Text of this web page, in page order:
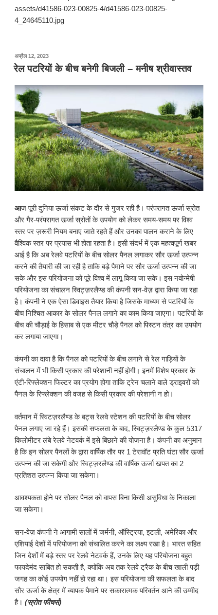
assets/d41586-023-00825-4/d41586-023-00825-
4_24645110.jpg
अप्रैल 12, 2023पर
प्रकाशित
किया
रेल पटरियों के बीच बनेगी बिजली – मनीष श्रीवास्तव
आज पूरी दुनिया ऊर्जा संकट के दौर से गुजर रही है। परंपरागत ऊर्जा स्रोत
और गैर-परंपरागत ऊर्जा स्रोतों के उपयोग को लेकर समय-समय पर विश्व
स्तर पर ज़रूरी नियम बनाए जाते रहते हैं और उनका पालन कराने के लिए
वैश्विक स्तर पर प्रयास भी होता रहता है। इसी संदर्भ में एक महत्वपूर्ण खबर
आई है कि अब रेलवे पटरियों के बीच सोलर पैनल लगाकर सौर ऊर्जा उत्पन्न
करने की तैयारी की जा रही है ताकि बड़े पैमाने पर सौर ऊर्जा उत्पन्न की जा
सके और इस परियोजना को पूरे विश्व में लागू किया जा सके। इस नवोन्मेषी
परियोजना का संचालन स्विट्ज़रलैण्ड की कंपनी सन-वेज़ द्वारा किया जा रहा
है। कंपनी ने एक ऐसा डिवाइस तैयार किया है जिसके माध्यम से पटरियों के
बीच निश्चित आकार के सोलर पैनल लगाने का काम किया जाएगा। पटरियों के
बीच की चौड़ाई के हिसाब से एक मीटर चौड़े पैनल को पिस्टन तंत्र का उपयोग
कर लगाया जाएगा।
कंपनी का दावा है कि पैनल को पटरियों के बीच लगाने से रेल गाड़ियों के
संचालन में भी किसी प्रकार की परेशानी नहीं होगी। इनमें विशेष प्रकार के
एंटी-रिफ्लेक्शन फिल्टर का प्रयोग होगा ताकि ट्रेन चलाने वाले ड्राइवरों को
पैनल के रिफ्लेक्शन की वजह से किसी प्रकार की परेशानी न हो।
वर्तमान में स्विटज़रलैण्ड के बट्स रेलवे स्टेशन की पटरियों के बीच सोलर
पैनल लगाए जा रहे हैं। इसकी सफलता के बाद, स्विट्ज़रलैण्ड के कुल 5317
किलोमीटर लंबे रेलवे नेटवर्क में इसे बिछाने की योजना है। कंपनी का अनुमान
है कि इन सोलर पैनलों के द्वारा वार्षिक तौर पर 1 टेरावॉट प्रति घंटा सौर ऊर्जा
उत्पन्न की जा सकेगी और स्विट्ज़रलैण्ड की वार्षिक ऊर्जा खपत का 2
प्रतिशत उत्पन्न किया जा सकेगा।
आवश्यकता होने पर सोलर पैनल को वापस बिना किसी असुविधा के निकाला
जा सकेगा।
सन-वेज़ कंपनी ने आगामी सालों में जर्मनी, ऑस्ट्रिया, इटली, अमेरिका और
एशियाई देशों में परियोजना को संचालित करने का लक्ष्य रखा है। भारत सहित
जिन देशों में बड़े स्तर पर रेलवे नेटवर्क हैं, उनके लिए यह परियोजना बहुत
फायदेमंद साबित हो सकती है, क्योंकि अब तक रेलवे ट्रैक के बीच खाली पड़ी
जगह का कोई उपयोग नहीं हो रहा था। इस परियोजना की सफलता के बाद
सौर ऊर्जा के क्षेत्र में व्यापक पैमाने पर सकारात्मक परिवर्तन आने की उम्मीद
है। (स्रोत फीचर्स)